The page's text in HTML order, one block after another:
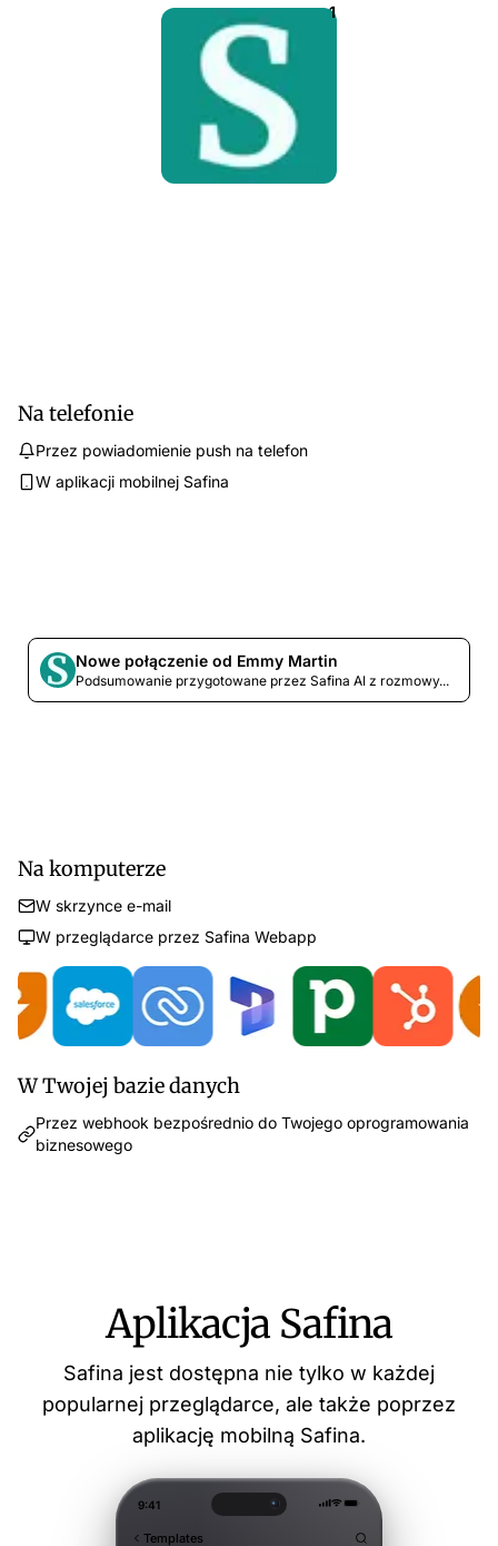
1
Na telefonie
Przez powiadomienie push na telefon
W aplikacji mobilnej Safina
Nowe połączenie od Emmy Martin
Podsumowanie przygotowane przez Safina AI z rozmowy...
Na komputerze
W skrzynce e-mail
W przeglądarce przez Safina Webapp
W Twojej bazie danych
Przez webhook bezpośrednio do Twojego oprogramowania
biznesowego
Aplikacja Safina
Safina jest dostępna nie tylko w każdej
popularnej przeglądarce, ale także poprzez
aplikację mobilną Safina.
9:41
Templates